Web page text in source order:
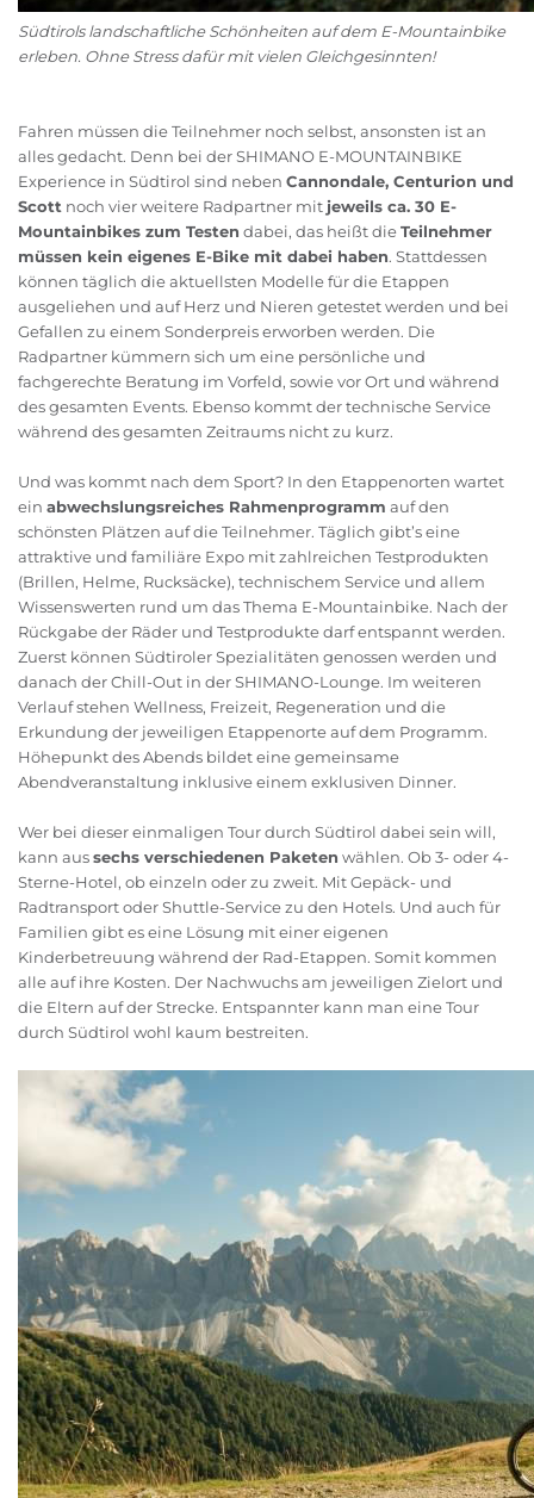
Südtirols landschaftliche Schönheiten auf dem E-Mountainbike
erleben. Ohne Stress dafür mit vielen Gleichgesinnten!
Fahren müssen die Teilnehmer noch selbst, ansonsten ist an
alles gedacht. Denn bei der SHIMANO E-MOUNTAINBIKE
Experience in Südtirol sind neben Cannondale, Centurion und
Scott noch vier weitere Radpartner mit jeweils ca. 30 E-
Mountainbikes zum Testen dabei, das heißt dieTeilnehmer
müssen kein eigenes E-Bike mit dabei haben. Stattdessen
können täglich die aktuellsten Modelle für die Etappen
ausgeliehen und auf Herz und Nieren getestet werden und bei
Gefallen zu einem Sonderpreis erworben werden. Die
Radpartner kümmern sich um eine persönliche und
fachgerechte Beratung im Vorfeld, sowie vor Ort und während
des gesamten Events. Ebenso kommt der technische Service
während des gesamten Zeitraums nicht zu kurz.
Und was kommt nach dem Sport? In den Etappenorten wartet
ein abwechslungsreiches Rahmenprogramm auf den
schönsten Plätzen auf die Teilnehmer. Täglich gibt’s eine
attraktive und familiäre Expo mit zahlreichen Testprodukten
(Brillen, Helme, Rucksäcke), technischem Service und allem
Wissenswerten rund um das Thema E-Mountainbike. Nach der
Rückgabe der Räder und Testprodukte darf entspannt werden.
Zuerst können Südtiroler Spezialitäten genossen werden und
danach der Chill-Out in der SHIMANO-Lounge. Im weiteren
Verlauf stehen Wellness, Freizeit, Regeneration und die
Erkundung der jeweiligen Etappenorte auf dem Programm.
Höhepunkt des Abends bildet eine gemeinsame
Abendveranstaltung inklusive einem exklusiven Dinner.
Wer bei dieser einmaligen Tour durch Südtirol dabei sein will,
kann aussechs verschiedenen Paketen wählen. Ob 3- oder 4-
Sterne-Hotel, ob einzeln oder zu zweit. Mit Gepäck- und
Radtransport oder Shuttle-Service zu den Hotels. Und auch für
Familien gibt es eine Lösung mit einer eigenen
Kinderbetreuung während der Rad-Etappen. Somit kommen
alle auf ihre Kosten. Der Nachwuchs am jeweiligen Zielort und
die Eltern auf der Strecke. Entspannter kann man eine Tour
durch Südtirol wohl kaum bestreiten.